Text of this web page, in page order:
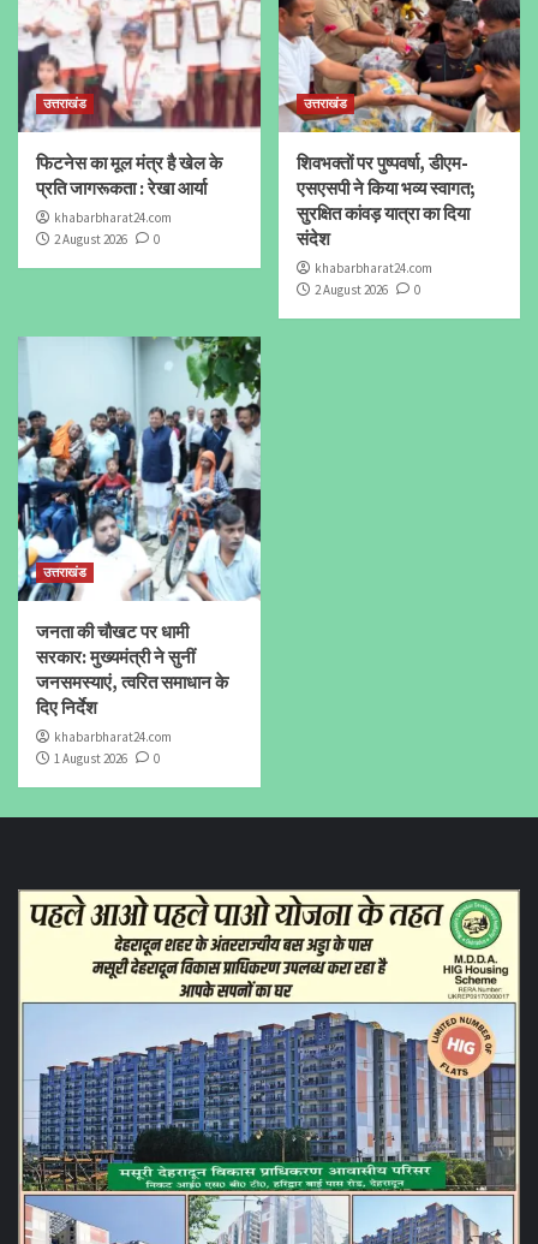
उत्तराखंड
फिटनेस का मूल मंत्र है खेल के
प्रति जागरूकता : रेखा आर्या
khabarbharat24.com
2 August 2026
0
उत्तराखंड
शिवभक्तों पर पुष्पवर्षा, डीएम-
एसएसपी ने किया भव्य स्वागत;
सुरक्षित कांवड़ यात्रा का दिया
संदेश
khabarbharat24.com
2 August 2026
0
उत्तराखंड
जनता की चौखट पर धामी
सरकार: मुख्यमंत्री ने सुनीं
जनसमस्याएं, त्वरित समाधान के
दिए निर्देश
khabarbharat24.com
1 August 2026
0